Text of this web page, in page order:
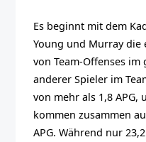
Es beginnt mit dem
Young und Murray die
von Team-Offenses im
anderer Spieler im
von mehr als 1,8
kommen zusammen
APG. Während nur